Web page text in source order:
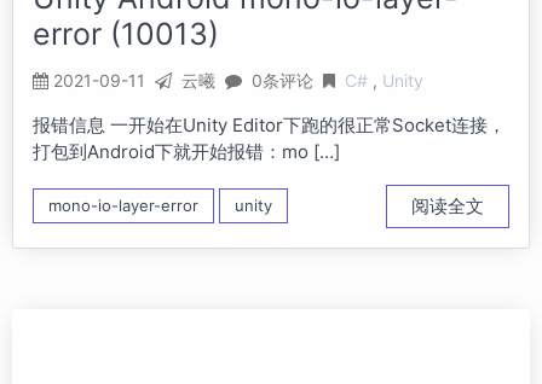
error (10013)
2021-09-11 云曦 0条评论 C# Unity
报错信息 一开始在Unity Editor下跑的很正常Socket连接，
打包到Android下就开始报错：mo […]
mono-io-layer-error unity 阅读全文